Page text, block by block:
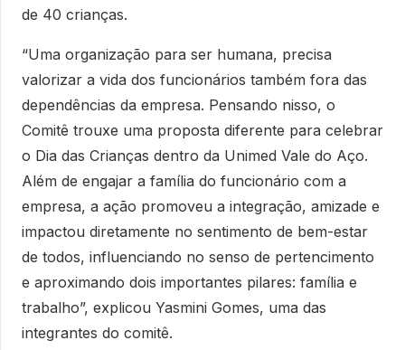
de 40 crianças.
“Uma organização para ser humana, precisa
valorizar a vida dos funcionários também fora das
dependências da empresa. Pensando nisso, o
Comitê trouxe uma proposta diferente para celebrar
o Dia das Crianças dentro da Unimed Vale do Aço.
Além de engajar a família do funcionário com a
empresa, a ação promoveu a integração, amizade e
impactou diretamente no sentimento de bem-estar
de todos, influenciando no senso de pertencimento
e aproximando dois importantes pilares: família e
trabalho”, explicou Yasmini Gomes, uma das
integrantes do comitê.